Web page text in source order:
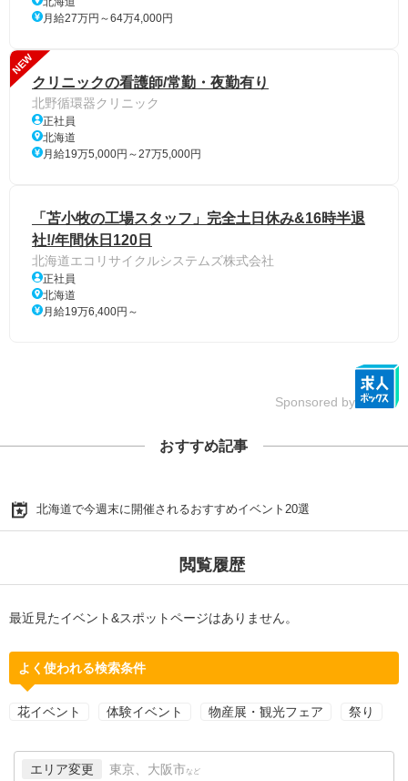
月給27万円～64万4,000円
NEW
クリニックの看護師/常勤・夜勤有り
北野循環器クリニック
正社員
北海道
月給19万5,000円～27万5,000円
「苫小牧の工場スタッフ」完全土日休み&16時半退
社!/年間休日120日
北海道エコリサイクルシステムズ株式会社
正社員
北海道
月給19万6,400円～
Sponsored by
おすすめ記事
北海道で今週末に開催されるおすすめイベント20選
閲覧履歴
最近見たイベント&スポットページはありません。
よく使われる検索条件
花イベント 体験イベント 物産展・観光フェア 祭り
エリア変更 東京、大阪市 など